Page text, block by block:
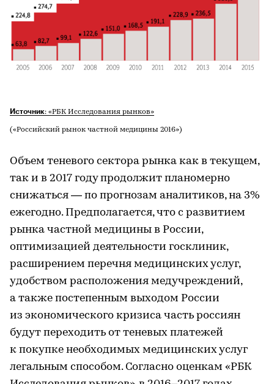
Источник: «РБК Исследования рынков»
(«Российский рынок частной медицины 2016»)
Объем теневого сектора рынка как в текущем,
так и в 2017 году продолжит планомерно
снижаться — по прогнозам аналитиков, на 3%
ежегодно. Предполагается, что с развитием
рынка частной медицины в России,
оптимизацией деятельности госклиник,
расширением перечня медицинских услуг,
удобством расположения медучреждений,
а также постепенным выходом России
из экономического кризиса часть россиян
будут переходить от теневых платежей
к покупке необходимых медицинских услуг
легальным способом. Согласно оценкам «РБК